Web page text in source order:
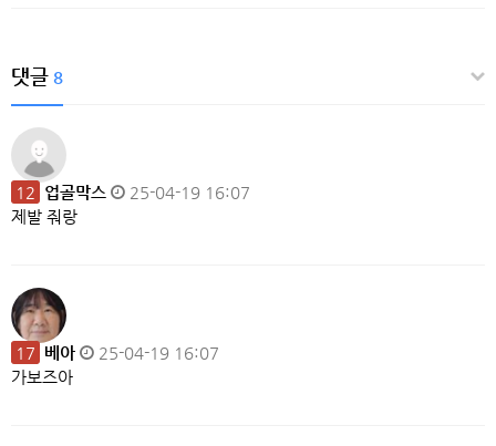
댓글 8
12 업골막스
25-04-19 16:07
제발 줘랑
17 베아
25-04-19 16:07
가보즈아